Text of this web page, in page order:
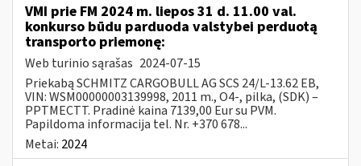
VMI prie FM 2024 m. liepos 31 d. 11.00 val.
konkurso būdu parduoda valstybei perduotą
transporto priemonę:
Web turinio sąrašas 2024-07-15
Priekabą SCHMITZ CARGOBULL AG SCS 24/L-13.62 EB,
VIN: WSM00000003139998, 2011 m., O4-, pilka, (SDK) –
PPTMECTT. Pradinė kaina 7139,00 Eur su PVM.
Papildoma informacija tel. Nr. +370 678...
Metai: 2024